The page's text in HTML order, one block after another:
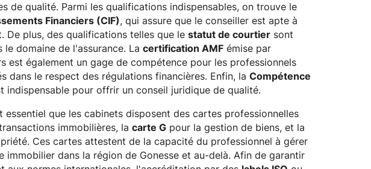
de qualité. Parmi les qualifications indispensables, on trouve le
Financiers (CIF), qui assure que le conseiller est apte à
De plus, des qualifications telles que le statut de courtiersont
domaine de l'assurance. La certification AMFémise par
est également un gage de compétence pour les professionnels
dans le respect des régulations financières. Enfin, la Compétence
indispensable pour offrir un conseil juridique de qualité.
essentiel que les cabinets disposent des cartes professionnelles
immobilières, la carte Gpour la gestion de biens, et la
Ces cartes attestent de la capacité du professionnel à gérer
dans la région de Gonesse et au-delà. Afin de garantir